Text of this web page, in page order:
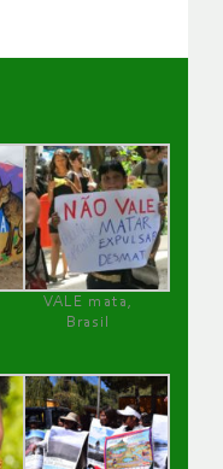
VALE mata,
Brasil